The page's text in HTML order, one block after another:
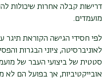
דרישות קבלה אחרות שיכולות
מועמדים.
לפי חסידי הגישה הקוראת תיגר
לאוניברסיטה, ציוני הבגרות
סטטית של ביצועי העבר של
אובייקטיביות, אך בפועל הם לא